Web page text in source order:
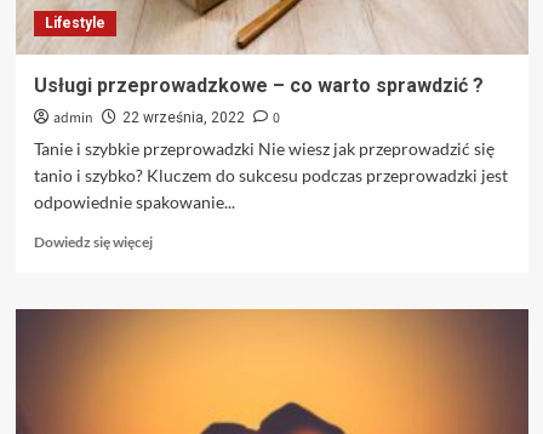
Lifestyle
Usługi przeprowadzkowe – co warto sprawdzić ?
admin 22 września, 2022
0
Tanie i szybkie przeprowadzki Nie wiesz jak przeprowadzić się
tanio i szybko? Kluczem do sukcesu podczas przeprowadzki jest
odpowiednie spakowanie...
Dowiedz się więcejDowiedz
o